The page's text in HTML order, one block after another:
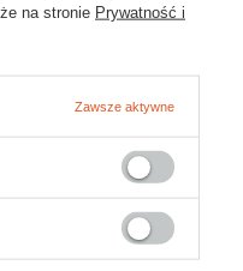
na stronie Prywatność i
Zawsze aktywne